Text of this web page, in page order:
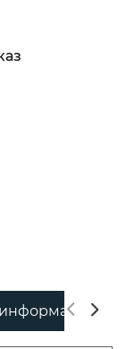
информация